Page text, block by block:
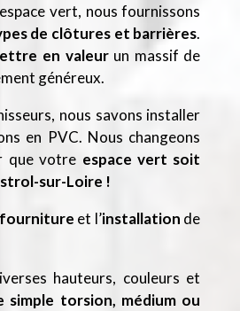
vert, nous fournissons
de clôtures et barrières.
en valeurun massif de
généreux.
nous savons installer
en PVC. Nous changeons
que votre espace vert soit
sur-Loire !
fourniture et l’installation de
hauteurs, couleurs et
simple torsion, médium ou